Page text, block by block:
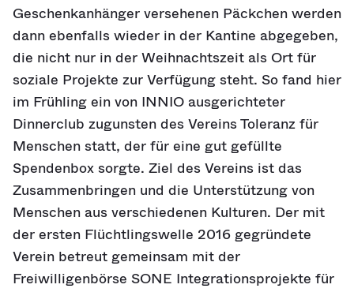
Geschenkanhänger versehenen Päckchen werden
dann ebenfalls wieder in der Kantine abgegeben,
die nicht nur in der Weihnachtszeit als Ort für
soziale Projekte zur Verfügung steht. So fand hier
im Frühling ein von INNIO ausgerichteter
Dinnerclub zugunsten des Vereins Toleranz für
Menschen statt, der für eine gut gefüllte
Spendenbox sorgte. Ziel des Vereins ist das
Zusammenbringen und die Unterstützung von
Menschen aus verschiedenen Kulturen. Der mit
der ersten Flüchtlingswelle 2016 gegründete
Verein betreut gemeinsam mit der
Freiwilligenbörse SONE Integrationsprojekte für